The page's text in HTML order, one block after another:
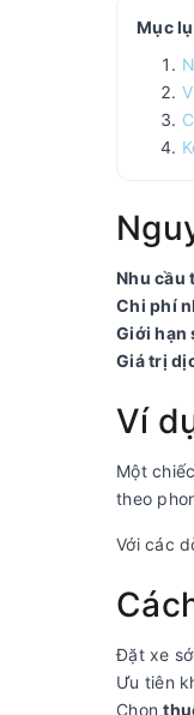
Mục
Nhu cầu
Chi phí
Giới hạn
Giá trị
Ví
Một
theo
Với các
Đặt xe
Ưu tiên
Chọn